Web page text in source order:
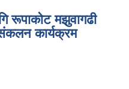
रूपाकोट मझुवागढी
संकलन कार्यक्रम